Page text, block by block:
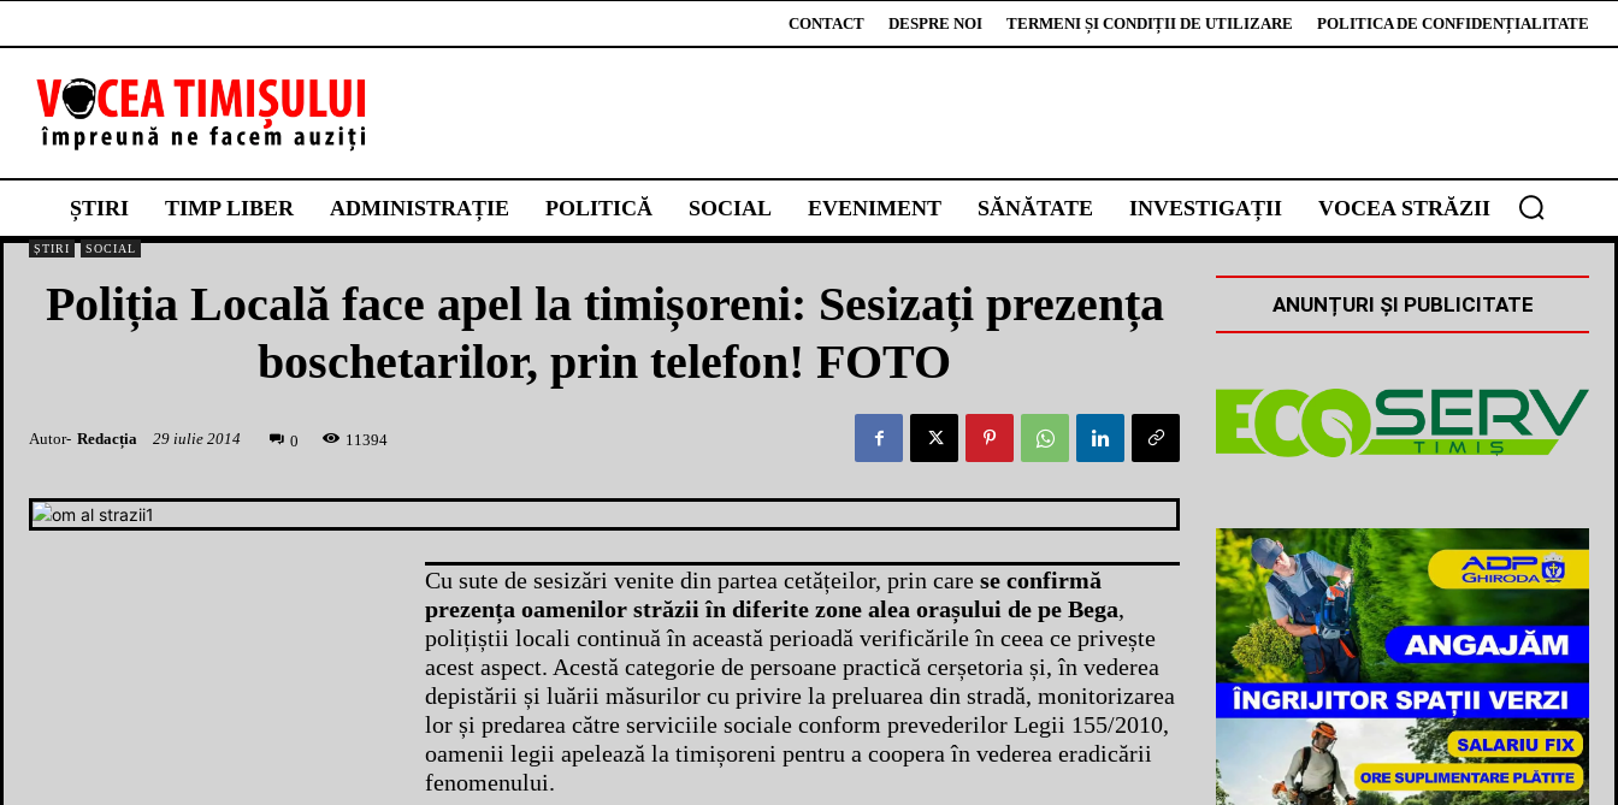
CONTACT DESPRE NOI TERMENI ȘI CONDIȚII DE UTILIZARE POLITICA DE CONFIDENȚIALITATE
ȘTIRI TIMP LIBER ADMINISTRAȚIE POLITICĂ SOCIAL EVENIMENT SĂNĂTATE INVESTIGAȚII VOCEA STRĂZII
ȘTIRI SOCIAL
Poliția Locală face apel la timișoreni: Sesizați prezența
boschetarilor, prin telefon! FOTO
Autor- Redacția 29 iulie 2014 0 1 1394
Cu sute de sesizări venite din partea cetățeilor, prin carese confirmă
prezența oamenilor străzii în diferite zone alea orașului de pe Bega,
polițiștii locali continuă în această perioadă verificările în ceea ce privește
acest aspect. Acestă categorie de persoane practică cerșetoria și, în vederea
depistării și luării măsurilor cu privire la preluarea din stradă, monitorizarea
lor și predarea către serviciile sociale conform prevederilor Legii 155/2010,
oamenii legii apelează la timișoreni pentru a coopera în vederea eradicării
fenomenului.
ANUNȚURI ȘI PUBLICITATE